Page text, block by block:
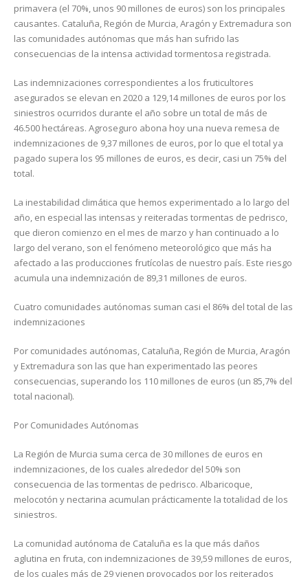
primavera (el 70%, unos 90 millones de euros) son los principales
causantes. Cataluña, Región de Murcia, Aragón y Extremadura son
las comunidades autónomas que más han sufrido las
consecuencias de la intensa actividad tormentosa registrada.
Las indemnizaciones correspondientes a los fruticultores
asegurados se elevan en 2020 a 129,14 millones de euros por los
siniestros ocurridos durante el año sobre un total de más de
46.500 hectáreas. Agroseguro abona hoy una nueva remesa de
indemnizaciones de 9,37 millones de euros, por lo que el total ya
pagado supera los 95 millones de euros, es decir, casi un 75% del
total.
La inestabilidad climática que hemos experimentado a lo largo del
año, en especial las intensas y reiteradas tormentas de pedrisco,
que dieron comienzo en el mes de marzo y han continuado a lo
largo del verano, son el fenómeno meteorológico que más ha
afectado a las producciones frutícolas de nuestro país. Este riesgo
acumula una indemnización de 89,31 millones de euros.
Cuatro comunidades autónomas suman casi el 86% del total de las
indemnizaciones
Por comunidades autónomas, Cataluña, Región de Murcia, Aragón
y Extremadura son las que han experimentado las peores
consecuencias, superando los 110 millones de euros (un 85,7% del
total nacional).
Por Comunidades Autónomas
La Región de Murcia suma cerca de 30 millones de euros en
indemnizaciones, de los cuales alrededor del 50% son
consecuencia de las tormentas de pedrisco. Albaricoque,
melocotón y nectarina acumulan prácticamente la totalidad de los
siniestros.
La comunidad autónoma de Cataluña es la que más daños
aglutina en fruta, con indemnizaciones de 39,59 millones de euros,
de los cuales más de 29 vienen provocados por los reiterados